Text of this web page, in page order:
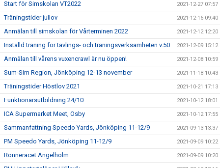
Start för Simskolan VT2022 2021-12-27 07:57
Träningstider jullov 2021-12-16 09:40
Anmälan till simskolan för Vårterminen 2022 2021-12-12 12:20
Inställd träning för tävlings- och träningsverksamheten v.50 2021-12-09 15:12
Anmälan till vårens vuxencrawl är nu öppen! 2021-12-08 10:59
Sum-Sim Region, Jönköping 12-13 november 2021-11-18 10:43
Träningstider Höstlov 2021 2021-10-21 17:13
Funktionärsutbildning 24/10 2021-10-12 18:01
ICA Supermarket Meet, Osby 2021-10-12 17:55
Sammanfattning Speedo Yards, Jönköping 11-12/9 2021-09-13 13:37
PM Speedo Yards, Jönköping 11-12/9 2021-09-09 10:22
Rönneracet Ängelholm 2021-09-09 10:20